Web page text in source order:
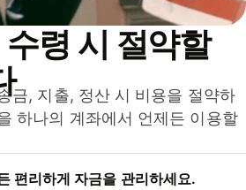
령 시 절약할
금, 지출, 정산 시 비용을 절약하
하나의 계좌에서 언제든 이용할
편리하게 자금을 관리하세요.